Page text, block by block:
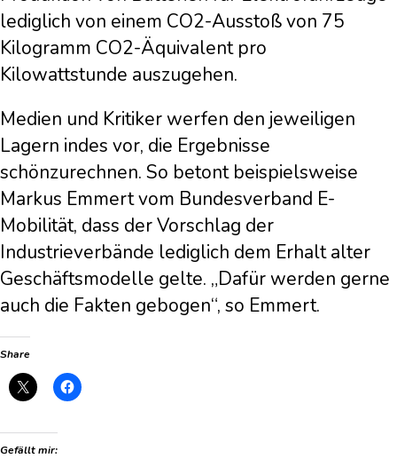
lediglich von einem CO2-Ausstoß von 75
Kilogramm CO2-Äquivalent pro
Kilowattstunde auszugehen.
Medien und Kritiker werfen den jeweiligen
Lagern indes vor, die Ergebnisse
schönzurechnen. So betont beispielsweise
Markus Emmert vom Bundesverband E-
Mobilität, dass der Vorschlag der
Industrieverbände lediglich dem Erhalt alter
Geschäftsmodelle gelte. „Dafür werden gerne
auch die Fakten gebogen“, so Emmert.
Share
Gefällt mir: